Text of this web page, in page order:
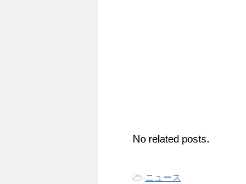
No related posts.
-ニュース